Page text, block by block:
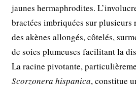
jaunes hermaphrodites.
bractées imbriquées sur plusieurs
des akènes allongés, côtelés,
de soies plumeuses facilitant la
La racine pivotante,
Scorzonera hispanica, constitue